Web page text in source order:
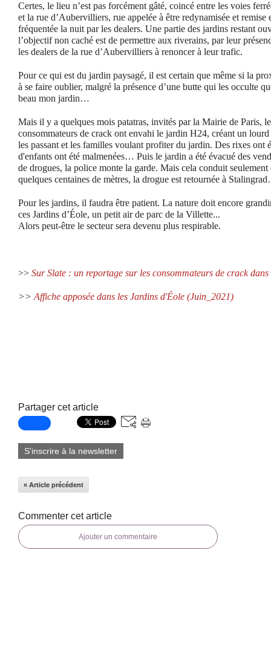
Certes, le lieu n’est pas forcément gâté, coincé entre les voies
et la rue d’Aubervilliers, rue appelée à être redynamisée et remise
fréquentée la nuit par les dealers. Une partie des jardins restant
l’objectif non caché est de permettre aux riverains, par leur
les dealers de la rue d’Aubervilliers à renoncer à leur trafic.
Pour ce qui est du jardin paysagé, il est certain que même si la
à se faire oublier, malgré la présence d’une butte qui les occulte
beau mon jardin…
Mais il y a quelques mois patatras, invités par la Mairie de Paris,
consommateurs de crack ont envahi le jardin H24, créant un
les passant et les familles voulant profiter du jardin. Des rixes ont
d'enfants ont été malmenées… Puis le jardin a été évacué des
de drogues, la police monte la garde. Mais cela conduit
quelques centaines de mètres, la drogue est retournée à
Pour les jardins, il faudra être patient. La nature doit encore
ces Jardins d’Éole, un petit air de parc de la Villette...
Alors peut-être le secteur sera devenu plus respirable.
>> Sur Slate : un reportage sur les consommateurs de crack
>> Affiche apposée dans les Jardins d'Éole (Juin_2021)
Partager cet article
S'inscrire à la newsletter
« Article précédent
Commenter cet article
Ajouter un commentaire